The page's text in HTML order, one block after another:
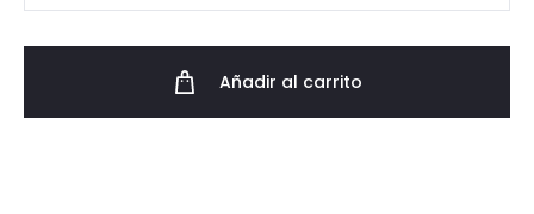
Añadir al carrito